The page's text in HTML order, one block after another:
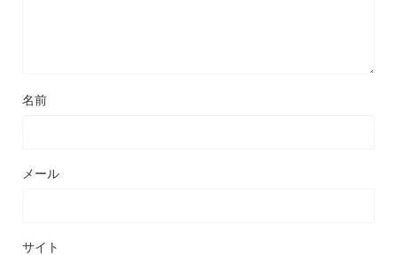
名前
メール
サイト